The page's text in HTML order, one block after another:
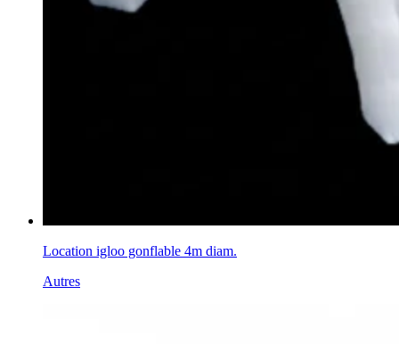
Location igloo gonflable 4m diam.
Autres